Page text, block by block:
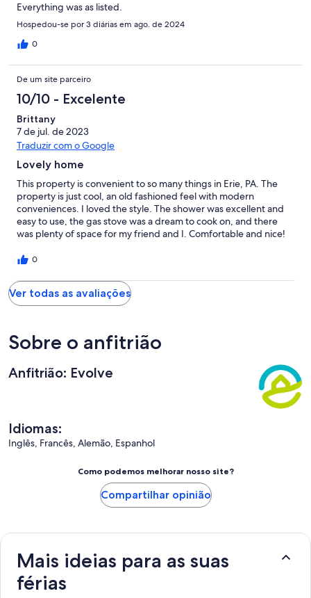
Everything was as listed.
Hospedou-se por 3 diárias em ago. de 2024
0
De um site parceiro
10/10 - Excelente
Brittany
7 de jul. de 2023
Traduzir com o Google
Lovely home
This property is convenient to so many things in Erie, PA. The
property is just cool, an old fashioned feel with modern
conveniences. I loved the style. The shower was excellent and
easy to use, the gas stove was a dream to cook on, and there
was plenty of space for my friend and I. Comfortable and nice!
0
Ver todas as avaliações
Sobre o anfitrião
Anfitrião: Evolve
Idiomas:
Inglês, Francês, Alemão, Espanhol
Como podemos melhorar nosso site?
Compartilhar opinião
Mais ideias para as suas
férias